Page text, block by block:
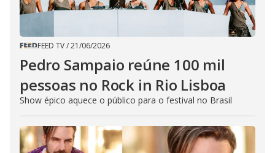
FEED TV/21/06/2026
Pedro Sampaio reúne 100 mil
pessoas no Rock in Rio Lisboa
Show épico aquece o público para o festival no Brasil